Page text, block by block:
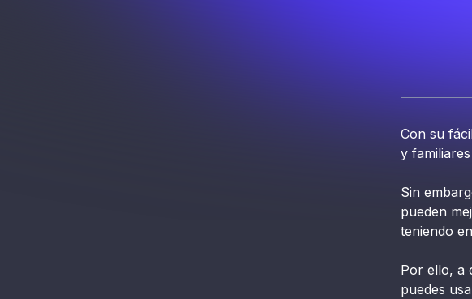
Con su
y
Sin
pueden
teniendo
Por ello, a
puedes